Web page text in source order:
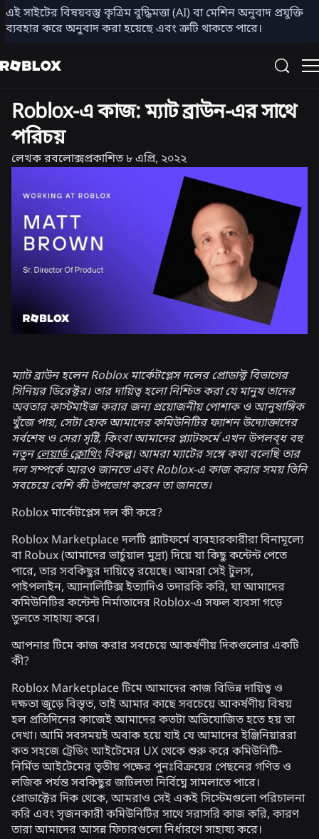
এই সাইটের বিষয়বস্তু কৃত্রিম বুদ্ধিমত্তা (AI) বা মেশিন অনুবাদ প্রযুক্তি
ব্যবহার করে অনুবাদ করা হয়েছে এবং ত্রুটি থাকতে পারে।
শেয়ার করুন
ক্যারিয়ার
Roblox-এ কাজ: ম্যাট ব্রাউন-এর সাথে
পরিচয়
লেখকরবলোক্সপ্রকাশিত৮ এপ্রি, ২০২২
ম্যাট ব্রাউন হলেন Roblox মার্কেটপ্লেস দলের প্রোডাক্ট বিভাগের
সিনিয়র ডিরেক্টর। তার দায়িত্ব হলো নিশ্চিত করা যে মানুষ তাদের
অবতার কাস্টমাইজ করার জন্য প্রয়োজনীয় পোশাক ও আনুষাঙ্গিক
খুঁজে পায়, সেটা হোক আমাদের কমিউনিটির ফ্যাশন উদ্যোক্তাদের
সর্বশেষ ও সেরা সৃষ্টি, কিংবা আমাদের প্ল্যাটফর্মে এখন উপলব্ধ বহু
নতুনলেয়ার্ড ক্লোথিংবিকল্প। আমরা ম্যাটের সঙ্গে কথা বলেছি তার
দল সম্পর্কে আরও জানতে এবং Roblox-এ কাজ করার সময় তিনি
সবচেয়ে বেশি কী উপভোগ করেন তা জানতে।
Roblox মার্কেটপ্লেস দল কী করে?
Roblox Marketplace দলটি প্ল্যাটফর্মে ব্যবহারকারীরা বিনামূল্যে
বা Robux (আমাদের ভার্চুয়াল মুদ্রা) দিয়ে যা কিছু কন্টেন্ট পেতে
পারে, তার সবকিছুর দায়িত্বে রয়েছে। আমরা সেই টুলস,
পাইপলাইন, অ্যানালিটিক্স ইত্যাদিও তদারকি করি, যা আমাদের
কমিউনিটির কন্টেন্ট নির্মাতাদের Roblox-এ সফল ব্যবসা গড়ে
তুলতে সাহায্য করে।
আপনার টিমে কাজ করার সবচেয়ে আকর্ষণীয় দিকগুলোর একটি
কী?
Roblox Marketplace টিমে আমাদের কাজ বিভিন্ন দায়িত্ব ও
দক্ষতা জুড়ে বিস্তৃত, তাই আমার কাছে সবচেয়ে আকর্ষণীয় বিষয়
হল প্রতিদিনের কাজেই আমাদের কতটা অভিযোজিত হতে হয় তা
দেখা। আমি সবসময়ই অবাক হয়ে যাই যে আমাদের ইঞ্জিনিয়াররা
কত সহজে ট্রেডিং আইটেমের UX থেকে শুরু করে কমিউনিটি-
নির্মিত আইটেমের তৃতীয় পক্ষের পুনঃবিক্রয়ের পেছনের গণিত ও
লজিক পর্যন্ত সবকিছুর জটিলতা নির্বিঘ্নে সামলাতে পারে।
প্রোডাক্টের দিক থেকে, আমরাও সেই একই সিস্টেমগুলো পরিচালনা
করি এবং সৃজনকারী কমিউনিটির সাথে সরাসরি কাজ করি, কারণ
তারা আমাদের আসন্ন ফিচারগুলো নির্ধারণে সাহায্য করে।